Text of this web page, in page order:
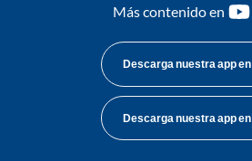
Más contenido en
Descarga nuestra app en
Descarga nuestra app en